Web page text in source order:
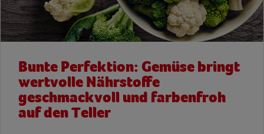
Bunte Perfektion: Gemüse bringt
wertvolle Nährstoffe
geschmackvoll und farbenfroh
auf den Teller